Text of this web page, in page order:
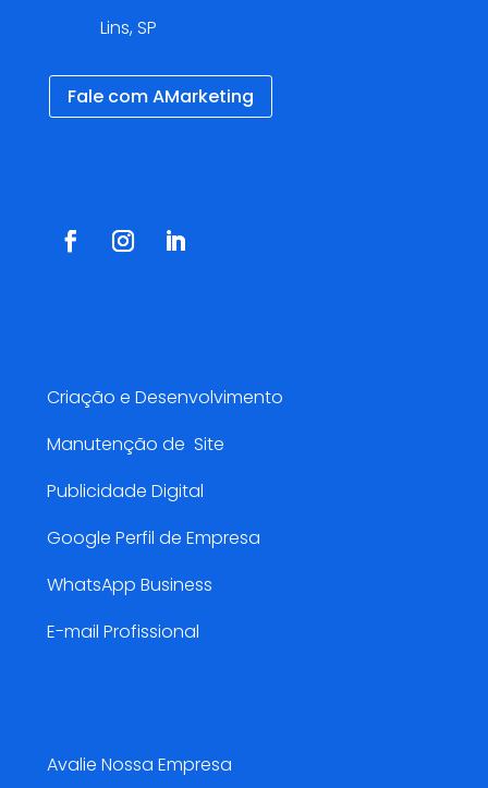
Lins, SP
Fale com AMarketing
Criação e Desenvolvimento
Manutenção de Site
Publicidade Digital
Google Perfil de Empresa
WhatsApp Business
E-mail Profissional
Avalie Nossa Empresa